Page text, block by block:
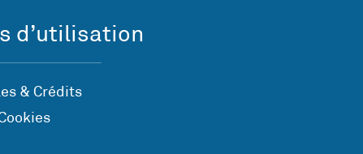
d’utilisation
& Crédits